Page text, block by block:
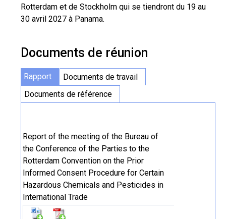
Rotterdam et de Stockholm qui se tiendront du 19 au
30 avril 2027 à Panama.
Documents de réunion
Rapport
Documents de travail
Documents de référence
Report of the meeting of the Bureau of
the Conference of the Parties to the
Rotterdam Convention on the Prior
Informed Consent Procedure for Certain
Hazardous Chemicals and Pesticides in
International Trade